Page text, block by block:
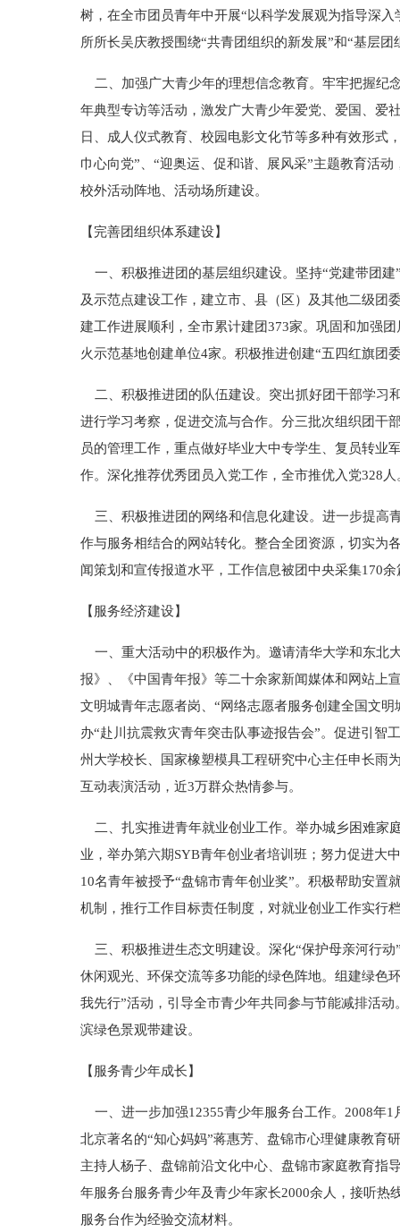
树，在全市团员青年中开展“以科学发展观为指导深
所所长吴庆教授围绕“共青团组织的新发展”和“基层
二、加强广大青少年的理想信念教育。牢牢把握纪
年典型专访等活动，激发广大青少年爱党、爱国、爱
日、成人仪式教育、校园电影文化节等多种有效形式
巾心向党”、“迎奥运、促和谐、展风采”主题教育活
校外活动阵地、活动场所建设。
【完善团组织体系建设】
一、积极推进团的基层组织建设。坚持“党建带团建
及示范点建设工作，建立市、县（区）及其他二级团
建工作进展顺利，全市累计建团373家。巩固和加强
火示范基地创建单位4家。积极推进创建“五四红旗团
二、积极推进团的队伍建设。突出抓好团干部学习
进行学习考察，促进交流与合作。分三批次组织团干
员的管理工作，重点做好毕业大中专学生、复员转业
作。深化推荐优秀团员入党工作，全市推优入党328人
三、积极推进团的网络和信息化建设。进一步提高
作与服务相结合的网站转化。整合全团资源，切实为
闻策划和宣传报道水平，工作信息被团中央采集170
【服务经济建设】
一、重大活动中的积极作为。邀请清华大学和东北
报》、《中国青年报》等二十余家新闻媒体和网站上
文明城青年志愿者岗、“网络志愿者服务创建全国文
办“赴川抗震救灾青年突击队事迹报告会”。促进引智
州大学校长、国家橡塑模具工程研究中心主任申长雨
互动表演活动，近3万群众热情参与。
二、扎实推进青年就业创业工作。举办城乡困难家
业，举办第六期SYB青年创业者培训班；努力促进大
10名青年被授予“盘锦市青年创业奖”。积极帮助安置
机制，推行工作目标责任制度，对就业创业工作实行
三、积极推进生态文明建设。深化“保护母亲河行
休闲观光、环保交流等多功能的绿色阵地。组建绿色
我先行”活动，引导全市青少年共同参与节能减排活
滨绿色景观带建设。
【服务青少年成长】
一、进一步加强12355青少年服务台工作。2008年
北京著名的“知心妈妈”蒋惠芳、盘锦市心理健康教育
主持人杨子、盘锦前沿文化中心、盘锦市家庭教育指
年服务台服务青少年及青少年家长2000余人，接听热
服务台作为经验交流材料。